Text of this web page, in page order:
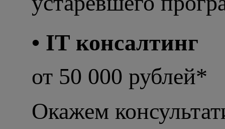
• IT консалтинг
от 50 000 рублей*
Окажем